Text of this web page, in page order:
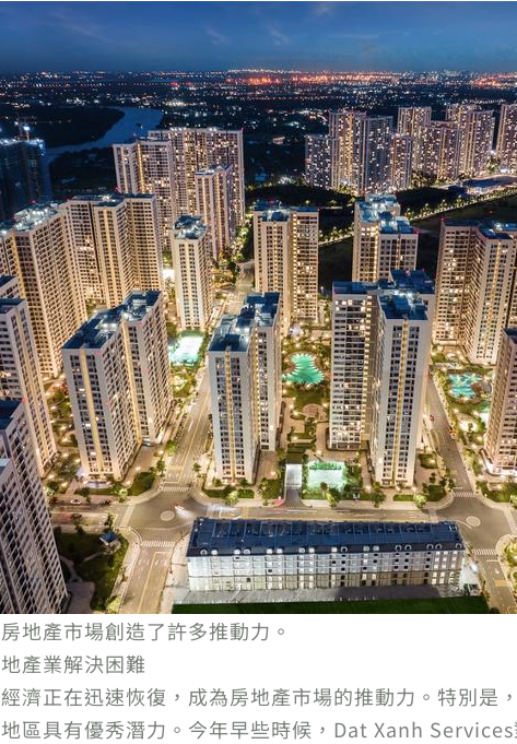
地產市場創造了許多推動力。
產業解決困難
濟正在迅速恢復，成為房地產市場的推動力。特別是
區具有優秀潛力。今年早些時候，Dat Xanh